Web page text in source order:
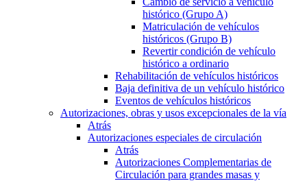
histórico (Grupo A)
Matriculación de vehículos
históricos (Grupo B)
Revertir condición de vehículo
histórico a ordinario
Rehabilitación de vehículos históricos
Baja definitiva de un vehículo histórico
Eventos de vehículos históricos
Autorizaciones, obras y usos excepcionales de la vía
Atrás
Autorizaciones especiales de circulación
Atrás
Autorizaciones Complementarias de
Circulación para grandes masas y